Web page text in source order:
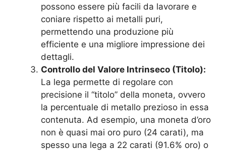
possono essere più facili da lavorare e
coniare rispetto ai metalli puri,
permettendo una produzione più
efficiente e una migliore impressione dei
dettagli.
Controllo del Valore Intrinseco (Titolo):
La lega permette di regolare con
precisione il “titolo” della moneta, ovvero
la percentuale di metallo prezioso in essa
contenuta. Ad esempio, una moneta d’oro
non è quasi mai oro puro (24 carati), ma
spesso una lega a 22 carati (91.6% oro) o